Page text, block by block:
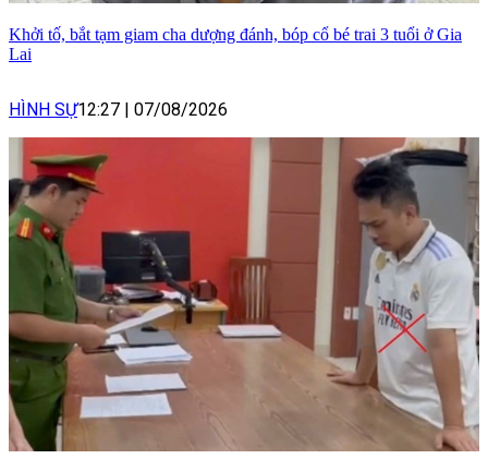
Khởi tố, bắt tạm giam cha dượng đánh, bóp cổ bé trai 3 tuổi ở Gia
Lai
HÌNH SỰ12:27 | 07/08/2026